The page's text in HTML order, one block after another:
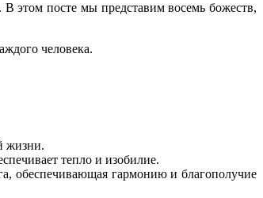
этом посте мы представим восемь божеств,
человека.
жизни.
тепло и изобилие.
обеспечивающая гармонию и благополучие